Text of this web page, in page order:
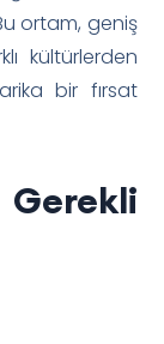
ortam, geniş
kültürlerden
bir fırsat